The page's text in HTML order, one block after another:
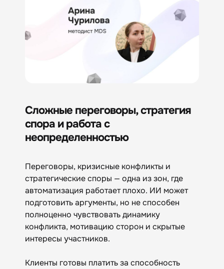
Сложные переговоры, стратегия
спора и работа с
неопределенностью
Переговоры, кризисные конфликты и
стратегические споры — одна из зон, где
автоматизация работает плохо. ИИ может
подготовить аргументы, но не способен
полноценно чувствовать динамику
конфликта, мотивацию сторон и скрытые
интересы участников.
Клиенты готовы платить за способность